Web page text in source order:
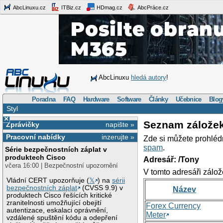
AbcLinuxu.cz ITBiz.cz HDmag.cz AbcPráce.cz
AbcLinuxu hledá autory!
Poradna FAQ Hardware Software Články Učebnice
Styl
×
napište »
Zprávičky
inzerujte »
Pracovní nabídky
Série bezpečnostních záplat v
produktech Cisco
včera 16:00 | Bezpečnostní upozornění
Vládní CERT upozorňuje (𝕏 ) nasérii
bezpečnostních záplat
(CVSS 9.9) v
produktech Cisco řešících kritické
zranitelnosti umožňující obejití
autentizace, eskalaci oprávnění,
vzdálené spuštění kódu a odepření
Seznam
Zde si můžete
spam.
Adresář: /Tony
V tomto adresáři
Název
Forex Currency
Meter